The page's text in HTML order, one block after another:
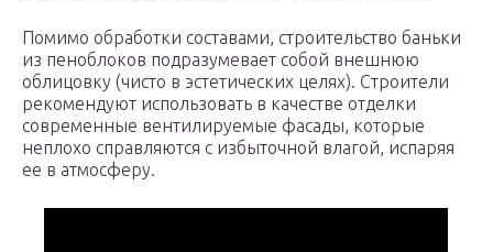
Помимо обработки составами, строительство баньки
из пеноблоков подразумевает собой внешнюю
облицовку (чисто в эстетических целях). Строители
рекомендуют использовать в качестве отделки
современные вентилируемые фасады, которые
неплохо справляются с избыточной влагой, испаряя
ее в атмосферу.